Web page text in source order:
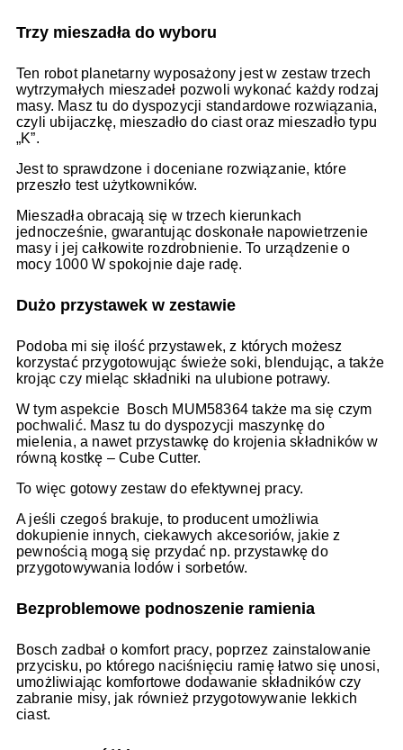
Trzy mieszadła do wyboru
Ten robot planetarny wyposażony jest w zestaw trzech
wytrzymałych mieszadeł pozwoli wykonać każdy rodzaj
masy. Masz tu do dyspozycji standardowe rozwiązania,
czyli ubijaczkę, mieszadło do ciast oraz mieszadło typu
„K”.
Jest to sprawdzone i doceniane rozwiązanie, które
przeszło test użytkowników.
Mieszadła obracają się w trzech kierunkach
jednocześnie, gwarantując doskonałe napowietrzenie
masy i jej całkowite rozdrobnienie. To urządzenie o
mocy 1000 W spokojnie daje radę.
Dużo przystawek w zestawie
Podoba mi się ilość przystawek, z których możesz
korzystać przygotowując świeże soki, blendując, a także
krojąc czy mieląc składniki na ulubione potrawy.
W tym aspekcie Bosch MUM58364 także ma się czym
pochwalić. Masz tu do dyspozycji maszynkę do
mielenia, a nawet przystawkę do krojenia składników w
równą kostkę – Cube Cutter.
To więc gotowy zestaw do efektywnej pracy.
A jeśli czegoś brakuje, to producent umożliwia
dokupienie innych, ciekawych akcesoriów, jakie z
pewnością mogą się przydać np. przystawkę do
przygotowywania lodów i sorbetów.
Bezproblemowe podnoszenie ramienia
Bosch zadbał o komfort pracy, poprzez zainstalowanie
przycisku, po którego naciśnięciu ramię łatwo się unosi,
umożliwiając komfortowe dodawanie składników czy
zabranie misy, jak również przygotowywanie lekkich
ciast.